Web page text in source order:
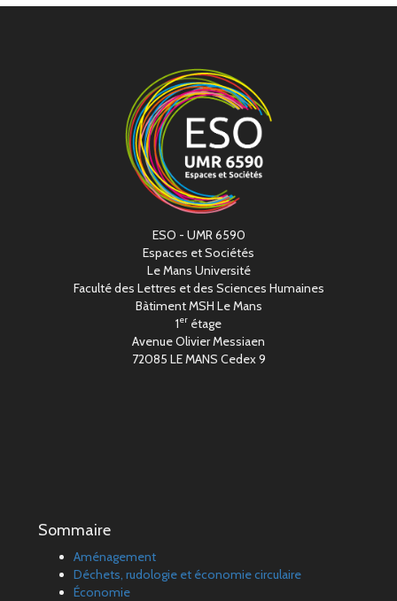
ESO - UMR 6590
Espaces et Sociétés
Le Mans Université
Faculté des Lettres et des Sciences Humaines
Bàtiment MSH Le Mans
1er étage
Avenue Olivier Messiaen
72085 LE MANS Cedex 9
Sommaire
Aménagement
Déchets, rudologie et économie circulaire
Économie